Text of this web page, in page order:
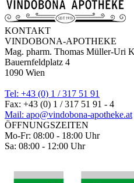
KONTAKT
VINDOBONA-APOTHEKE
Mag. pharm. Thomas Müller-Uri
Bauernfeldplatz 4
1090 Wien
Tel: +43 (0) 1 / 317 51 91
Fax: +43 (0) 1 / 317 51 91 - 4
Mail: apo@vindobona-apotheke.at
ÖFFNUNGSZEITEN
Mo-Fr: 08:00 - 18:00 Uhr
Sa: 08:00 - 12:00 Uhr